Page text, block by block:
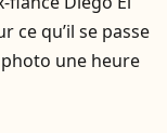
ce qu’il se passe
photo une heure